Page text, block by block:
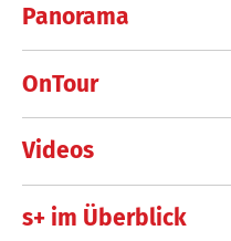
Panorama
OnTour
Videos
s+ im Überblick